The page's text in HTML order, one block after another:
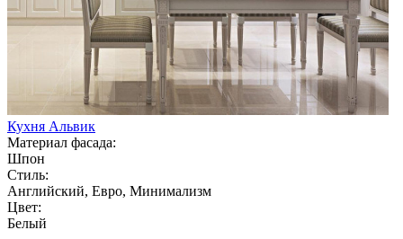
Кухня Альвик
Материал фасада:
Шпон
Стиль:
Английский, Евро, Минимализм
Цвет:
Белый